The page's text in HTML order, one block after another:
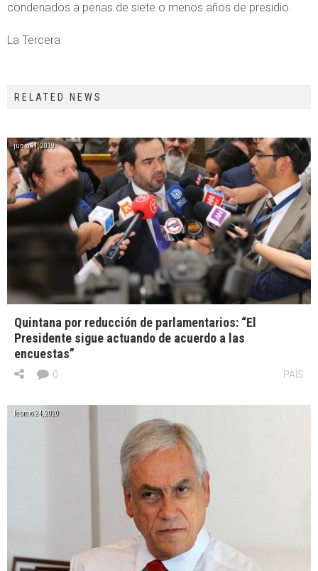
condenados a penas de siete o menos años de presidio.
La Tercera
RELATED NEWS
junio 11, 2019
Quintana por reducción de parlamentarios: “El
Presidente sigue actuando de acuerdo a las
encuestas”
PAÍS
0
febrero 24, 2020